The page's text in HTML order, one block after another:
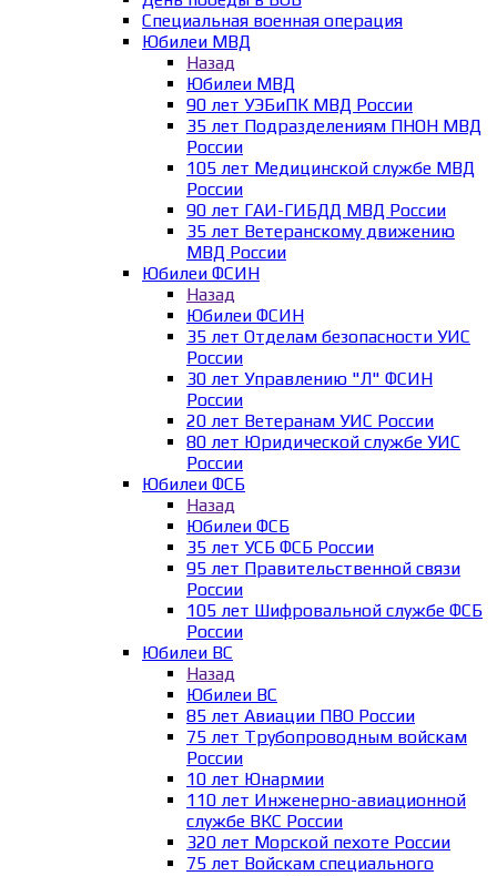
Специальная военная операция
Юбилеи МВД
Назад
Юбилеи МВД
90 лет УЭБиПК МВД России
35 лет Подразделениям ПНОН МВД
России
105 лет Медицинской службе МВД
России
90 лет ГАИ-ГИБДД МВД России
35 лет Ветеранскому движению
МВД России
Юбилеи ФСИН
Назад
Юбилеи ФСИН
35 лет Отделам безопасности УИС
России
30 лет Управлению "Л" ФСИН
России
20 лет Ветеранам УИС России
80 лет Юридической службе УИС
России
Юбилеи ФСБ
Назад
Юбилеи ФСБ
35 лет УСБ ФСБ России
95 лет Правительственной связи
России
105 лет Шифровальной службе ФСБ
России
Юбилеи ВС
Назад
Юбилеи ВС
85 лет Авиации ПВО России
75 лет Трубопроводным войскам
России
10 лет Юнармии
110 лет Инженерно-авиационной
службе ВКС России
320 лет Морской пехоте России
75 лет Войскам специального